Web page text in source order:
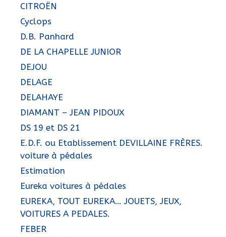
CITROËN
Cyclops
D.B. Panhard
DE LA CHAPELLE JUNIOR
DEJOU
DELAGE
DELAHAYE
DIAMANT – JEAN PIDOUX
DS 19 et DS 21
E.D.F. ou Etablissement DEVILLAINE FRÈRES.
voiture à pédales
Estimation
Eureka voitures à pédales
EUREKA, TOUT EUREKA… JOUETS, JEUX,
VOITURES A PEDALES.
FEBER